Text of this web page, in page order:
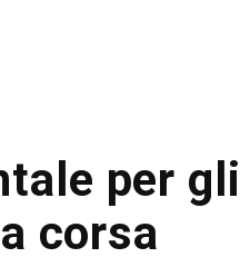
per gli
corsa